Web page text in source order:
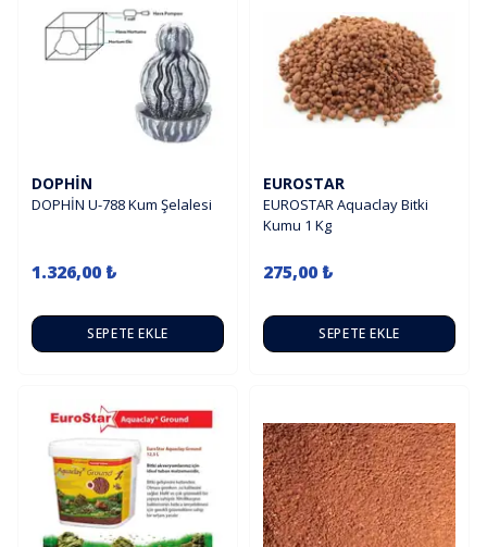
DOPHIN
DOPHİN U-788 Kum Şelalesi
1.326,00 ₺
SEPETE EKLE
EUROSTAR
EUROSTAR Aquaclay Bitki
Kumu 1 Kg
275,00 ₺
SEPETE EKLE